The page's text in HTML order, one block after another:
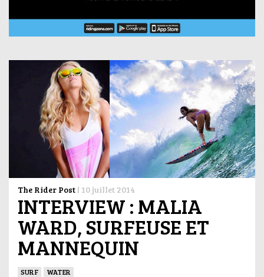
The Rider Post | 10 juillet 2014
INTERVIEW : MALIA
WARD, SURFEUSE ET
MANNEQUIN
SURF WATER